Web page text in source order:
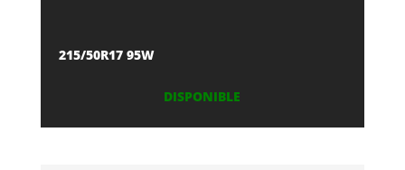
215/50R17 95W
DISPONIBLE